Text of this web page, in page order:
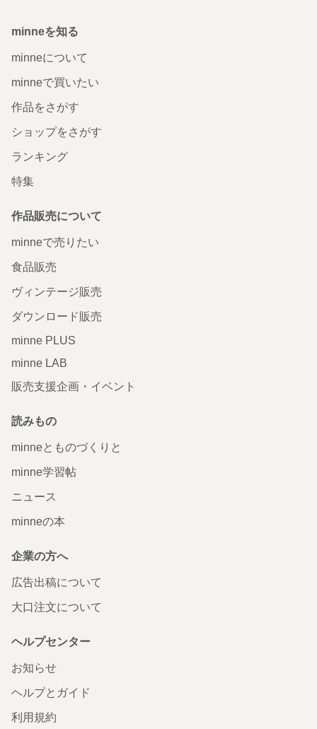
minneを知る
minneについて
minneで買いたい
作品をさがす
ショップをさがす
ランキング
特集
作品販売について
minneで売りたい
食品販売
ヴィンテージ販売
ダウンロード販売
minne PLUS
minne LAB
販売支援企画・イベント
読みもの
minneとものづくりと
minne学習帖
ニュース
minneの本
企業の方へ
広告出稿について
大口注文について
ヘルプセンター
お知らせ
ヘルプとガイド
利用規約